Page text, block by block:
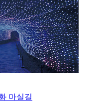
마실길